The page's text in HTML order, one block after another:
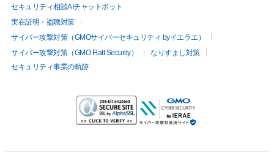
セキュリティ相談AIチャットボット
実在証明・盗聴対策
サイバー攻撃対策（GMOサイバーセキュリティ byイエラエ）
サイバー攻撃対策（GMO Flatt Security）
なりすまし対策
セキュリティ事業の軌跡